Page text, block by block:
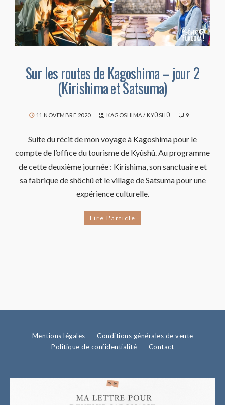
Sur les routes de Kagoshima – jour 2
(Kirishima et Satsuma)
11 NOVEMBRE 2020 KAGOSHIMA / KYÛSHÛ 9
Suite du récit de mon voyage à Kagoshima pour le
compte de l’office du tourisme de Kyûshû. Au programme
de cette deuxième journée : Kirishima, son sanctuaire et
sa fabrique de shôchû et le village de Satsuma pour une
expérience culturelle.
Lire l'article
Mentions légales
Conditions générales de vente
Politique de confidentialité
Contact